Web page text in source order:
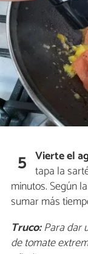
5 Vierte el
tapa la
minutos. Según
sumar más
Truco:Para dar
de tomate